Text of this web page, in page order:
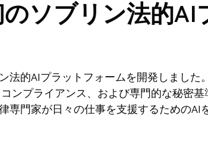
ソブリン法的
法的AIプラットフォームを開発しました。
ンプライアンス、および専門的な秘密
専門家が日々の仕事を支援するための